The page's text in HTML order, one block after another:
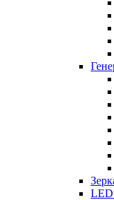
LED